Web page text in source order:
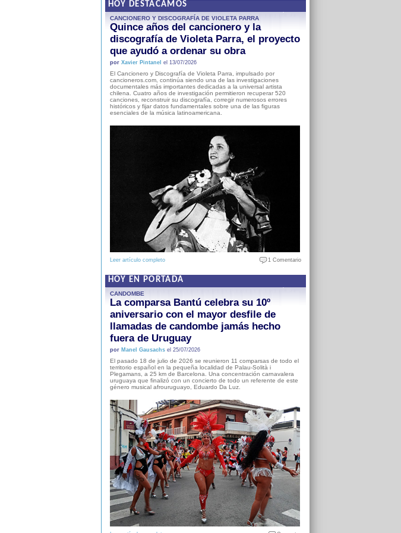
HOY DESTACAMOS
CANCIONERO Y DISCOGRAFÍA DE VIOLETA PARRA
Quince años del cancionero y la
discografía de Violeta Parra, el proyecto
que ayudó a ordenar su obra
por Xavier Pintanel el 13/07/2026
El Cancionero y Discografía de Violeta Parra, impulsado por
cancioneros.com, continúa siendo una de las investigaciones
documentales más importantes dedicadas a la universal artista
chilena. Cuatro años de investigación permitieron recuperar 520
canciones, reconstruir su discografía, corregir numerosos errores
históricos y fijar datos fundamentales sobre una de las figuras
esenciales de la música latinoamericana.
Leer artículo completo 1 Comentario
HOY EN PORTADA
CANDOMBE
La comparsa Bantú celebra su 10º
aniversario con el mayor desfile de
llamadas de candombe jamás hecho
fuera de Uruguay
por Manel Gausachsel 25/07/2026
El pasado 18 de julio de 2026 se reunieron 11 comparsas de todo el
territorio español en la pequeña localidad de Palau-Solità i
Plegamans, a 25 km de Barcelona. Una concentración carnavalera
uruguaya que finalizó con un concierto de todo un referente de este
género musical afrouruguayo, Eduardo Da Luz.